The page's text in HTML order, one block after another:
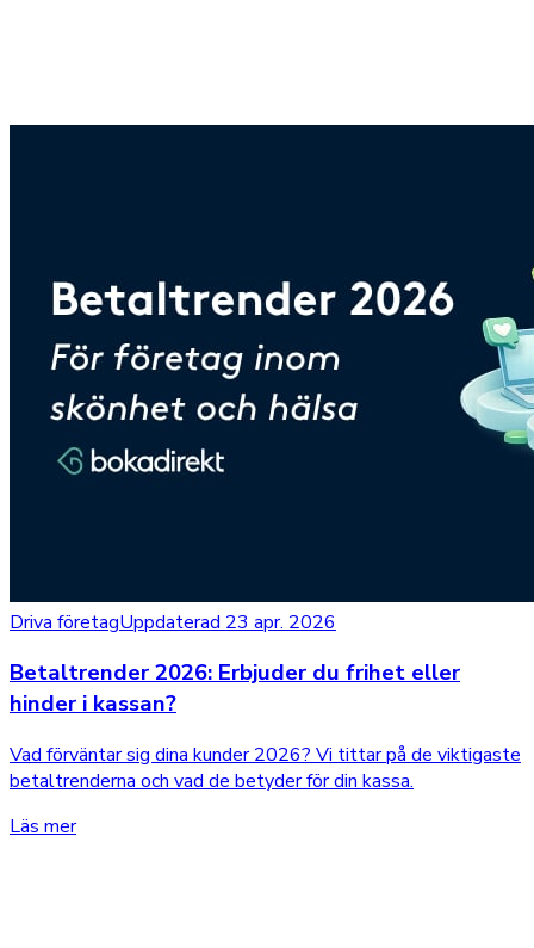
Driva företagUppdaterad 23 apr. 2026
Betaltrender 2026: Erbjuder du frihet eller
hinder i kassan?
Vad förväntar sig dina kunder 2026? Vi tittar på de viktigaste
betaltrenderna och vad de betyder för din kassa.
Läs mer